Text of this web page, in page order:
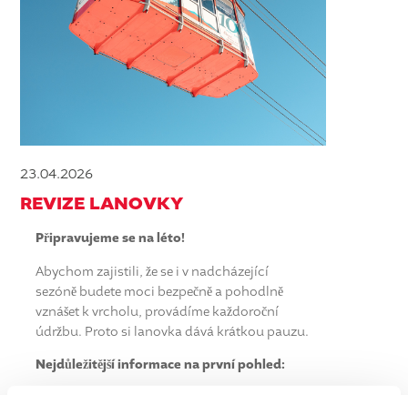
23.04.2026
REVIZE LANOVKY
Připravujeme se na léto!
Abychom zajistili, že se i v nadcházející
sezóně budete moci bezpečně a pohodlně
vznášet k vrcholu, provádíme každoroční
údržbu. Proto si lanovka dává krátkou pauzu.
Nejdůležitější informace na první pohled: